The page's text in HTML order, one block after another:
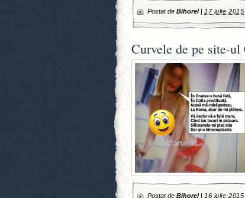
Postat de Bihorel| 17 iulie 2015
Curvele de pe site-
Postat de Bihorel| 16 iulie 2015